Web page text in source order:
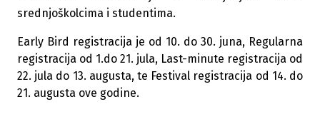
srednjoškolcima i studentima.
Early Bird registracija je od 10. do 30. juna, Regularna
registracija od 1.do 21. jula, Last-minute registracija od
22. jula do 13. augusta, te Festival registracija od 14. do
21. augusta ove godine.